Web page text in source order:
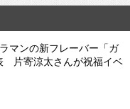
マンの新フレーバー「ガ
片寄涼太さんが祝福イベ